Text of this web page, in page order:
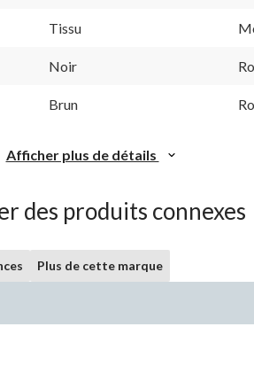
Tissu
Noir
Brun
Afficher plus de détails
des produits connexes
Plus de cette marque